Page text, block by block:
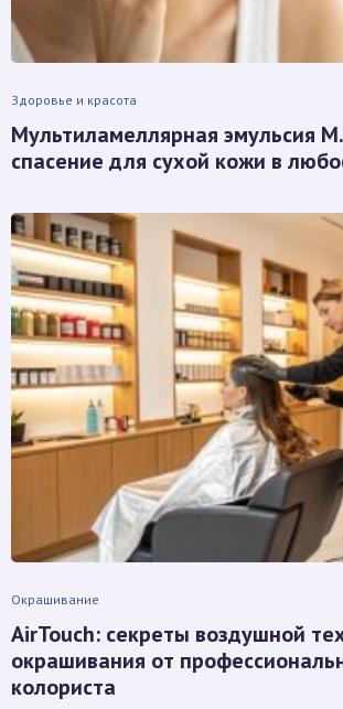
Здоровье и красота
Мультиламеллярная эмульсия
спасение для сухой кожи в
Окрашивание
AirTouch: секреты воздушной
окрашивания от
колориста